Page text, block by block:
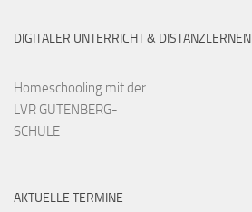
DIGITALER UNTERRICHT & DISTANZLERNEN
Homeschooling mit der
LVR GUTENBERG-
SCHULE
AKTUELLE TERMINE